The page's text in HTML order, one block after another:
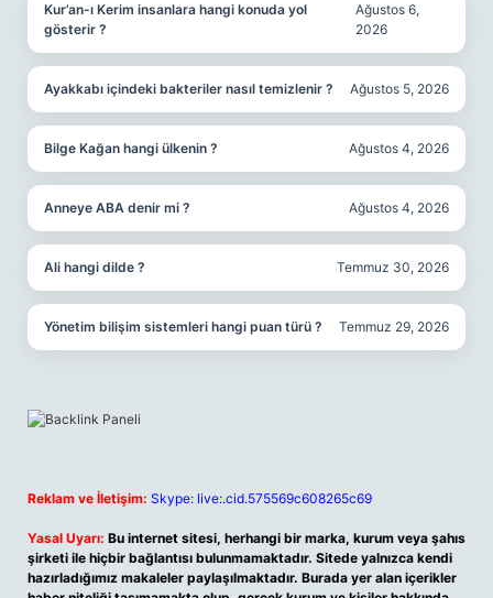
Kur’an-ı Kerim insanlara hangi konuda yol
gösterir ?
Ağustos 6,
2026
Ayakkabı içindeki bakteriler nasıl temizlenir ? Ağustos 5, 2026
Bilge Kağan hangi ülkenin ? Ağustos 4, 2026
Anneye ABA denir mi ? Ağustos 4, 2026
Ali hangi dilde ? Temmuz 30, 2026
Yönetim bilişim sistemleri hangi puan türü ? Temmuz 29, 2026
Reklam ve İletişim: Skype: live:.cid.575569c608265c69
Yasal Uyarı: Bu internet sitesi, herhangi bir marka, kurum veya şahıs
şirketi ile hiçbir bağlantısı bulunmamaktadır. Sitede yalnızca kendi
hazırladığımız makaleler paylaşılmaktadır. Burada yer alan içerikler